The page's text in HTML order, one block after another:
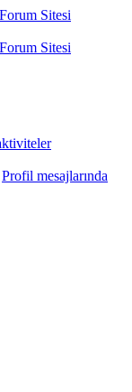
Profil mesajlarında